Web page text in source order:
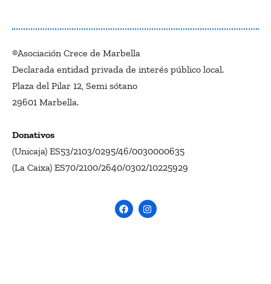
®Asociación Crece de Marbella
Declarada entidad privada de interés público local.
Plaza del Pilar 12, Semi sótano
29601 Marbella.
Donativos
(Unicaja) ES53/2103/0295/46/0030000635
(La Caixa) ES70/2100/2640/0302/10225929